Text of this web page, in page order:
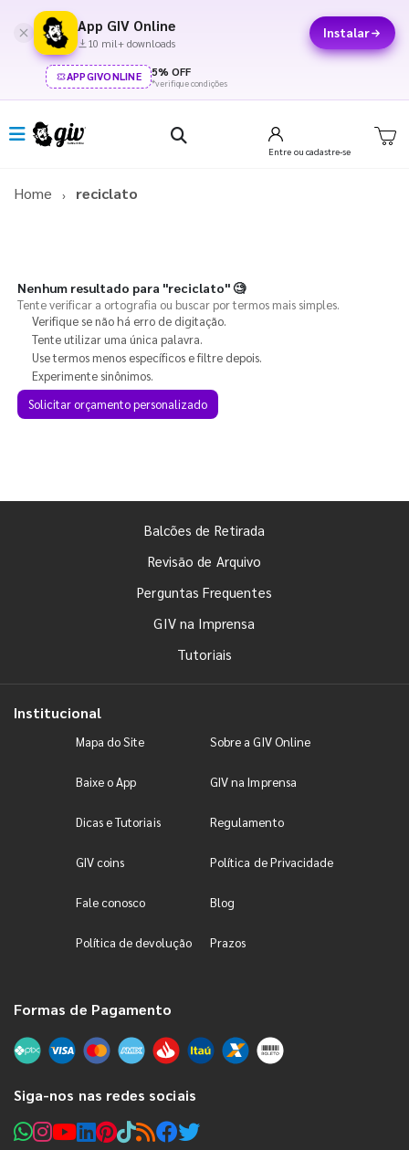
App GIV Online
10 mil+ downloads
Instalar
APPGIVONLINE 5% OFF
*verifique condições
Entre ou cadastre-se
Home reciclato
Nenhum resultado para "reciclato"🧐
Tente verificar a ortografia ou buscar por termos mais simples.
Verifique se não há erro de digitação.
Tente utilizar uma única palavra.
Use termos menos específicos e filtre depois.
Experimente sinônimos.
Solicitar orçamento personalizado
Balcões de Retirada
Revisão de Arquivo
Perguntas Frequentes
GIV na Imprensa
Tutoriais
Institucional
Mapa do Site Sobre a GIV Online
Baixe o App GIV na Imprensa
Dicas e Tutoriais Regulamento
GIV coins Política de Privacidade
Fale conosco Blog
Política de devolução Prazos
Formas de Pagamento
Siga-nos nas redes sociais